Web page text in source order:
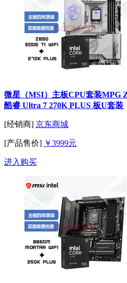
微星（MSI）主板CPU套装MPG
酷睿 Ultra 7 270K PLUS 板U套装
[经销商] 京东商城
[产品售价] ￥3999元
进入购买